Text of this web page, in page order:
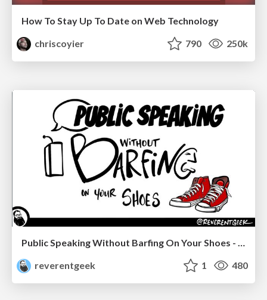
How To Stay Up To Date on Web Technology
chriscoyier
790 250k
Public Speaking Without Barfing On Your Shoes - THAT 2023
reverentgeek
1 480